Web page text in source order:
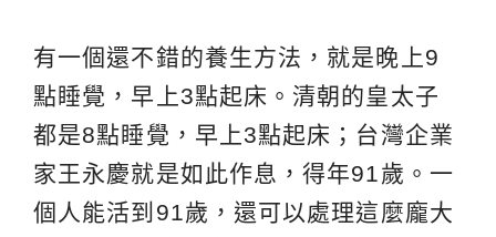
有一個還不錯的養生方法，就是晚上9
點睡覺，早上3點起床。清朝的皇太子
都是8點睡覺，早上3點起床；台灣企業
家王永慶就是如此作息，得年91歲。一
個人能活到91歲，還可以處理這麼龐大